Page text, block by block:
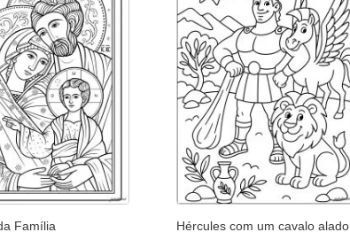
Família
Hércules com um cavalo alado